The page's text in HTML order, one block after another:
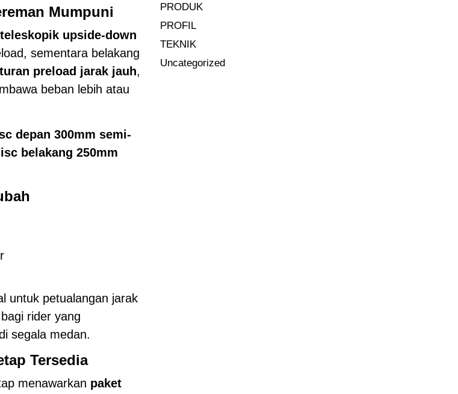
Mumpuni
upside-down
sementara belakang
preload jarak jauh,
beban lebih atau
depan 300mm semi-
belakang 250mm
untuk petualangan jarak
rider yang
segala medan.
Tersedia
menawarkan paket
PRODUK
PROFIL
TEKNIK
Uncategorized